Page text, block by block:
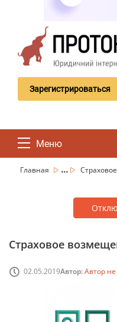
Зарегистрироваться
Меню
Главная ...
Страховое
02.05.2019Автор:Автор не